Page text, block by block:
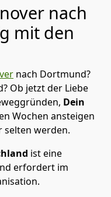
nach
mit den
nach Dortmund?
Ob jetzt der Liebe
Dein
Wochen ansteigen
selten werden.
ist eine
erfordert im